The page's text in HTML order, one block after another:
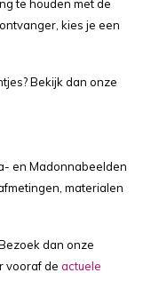
te houden met de
kies je een
Bekijk dan onze
en Madonnabeelden
materialen
dan onze
vooraf de actuele